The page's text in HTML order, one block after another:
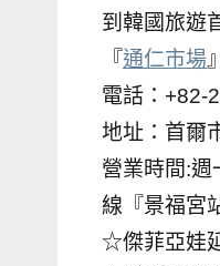
發
及
活
動
主
持、
到韓國旅遊
『通仁市場
電話：+82-
地址：首爾
營業時間:
線『景福宮
☆傑菲亞娃